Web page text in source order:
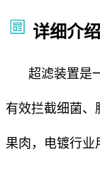
详细介绍
超滤装置是
有效拦截细菌、
果肉， 电镀行业